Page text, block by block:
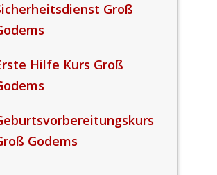
Groß
Hilfe Kurs Groß
Godems